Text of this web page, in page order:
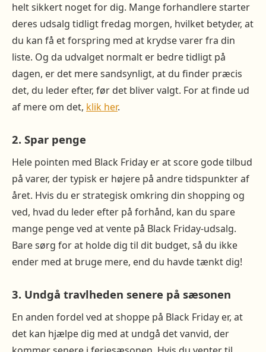
helt sikkert noget for dig. Mange forhandlere starter
deres udsalg tidligt fredag ​​morgen, hvilket betyder, at
du kan få et forspring med at krydse varer fra din
liste. Og da udvalget normalt er bedre tidligt på
dagen, er det mere sandsynligt, at du finder præcis
det, du leder efter, før det bliver valgt. For at finde ud
af mere om det, klik her.
2. Spar penge
Hele pointen med Black Friday er at score gode tilbud
på varer, der typisk er højere på andre tidspunkter af
året. Hvis du er strategisk omkring din shopping og
ved, hvad du leder efter på forhånd, kan du spare
mange penge ved at vente på Black Friday-udsalg.
Bare sørg for at holde dig til dit budget, så du ikke
ender med at bruge mere, end du havde tænkt dig!
3. Undgå travlheden senere på sæsonen
En anden fordel ved at shoppe på Black Friday er, at
det kan hjælpe dig med at undgå det vanvid, der